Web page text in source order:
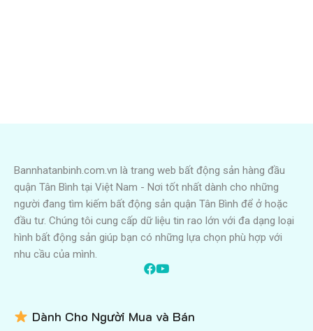
Bannhatanbinh.com.vn là trang web bất động sản hàng đầu
quận Tân Bình tại Việt Nam - Nơi tốt nhất dành cho những
người đang tìm kiếm bất động sản quận Tân Bình để ở hoặc
đầu tư. Chúng tôi cung cấp dữ liệu tin rao lớn với đa dạng loại
hình bất động sản giúp bạn có những lựa chọn phù hợp với
nhu cầu của mình.
Dành Cho Người Mua và Bán